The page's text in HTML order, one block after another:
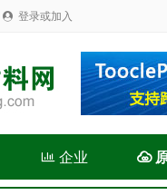
 登录或加入
 企业 